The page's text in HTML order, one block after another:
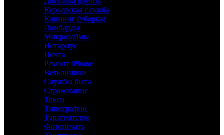
Курьерская служба
Клининг (уборка)
Ломбарды
Микрозаймы
Нотариус
Почта
Ремонт iPhone
Ветклиники
Службы быта
Страхование
Такси
Типографии
Турагентство
Фотопечать